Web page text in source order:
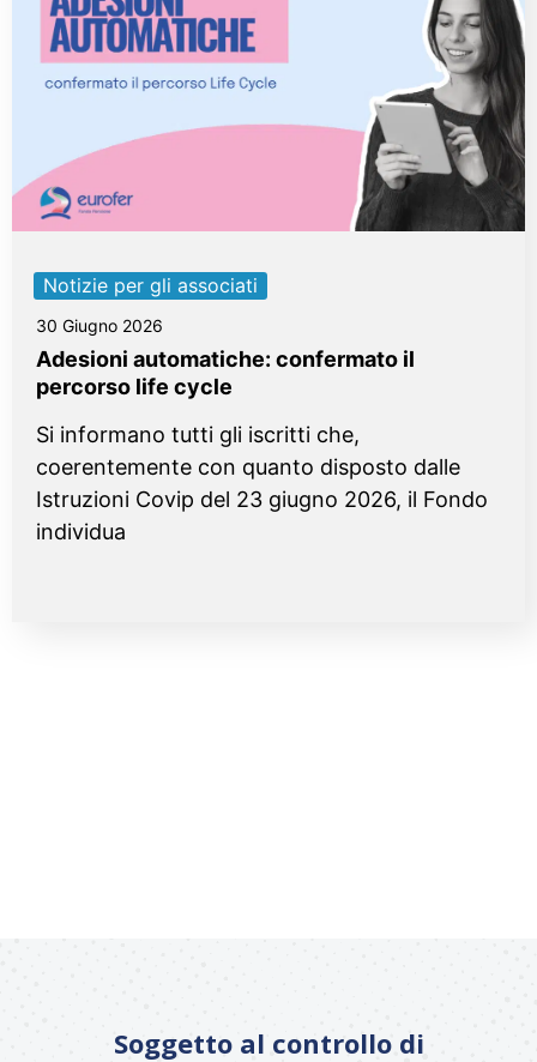
Notizie per gli associati
30 Giugno 2026
Adesioni automatiche: confermato il
percorso life cycle
Si informano tutti gli iscritti che,
coerentemente con quanto disposto dalle
Istruzioni Covip del 23 giugno 2026, il Fondo
individua
Soggetto al controllo di